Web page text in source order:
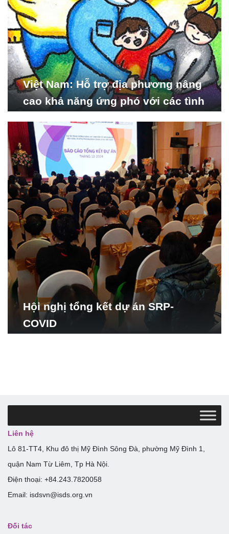
Việt Nam: Hỗ trợ địa phương nâng
cao khả năng ứng phó với các tình
Hội nghị tổng kết dự án SRP-
COVID
Liên hệ
Lô 81-TT4, Khu đô thị Mỹ Đình Sông Đà, phường Mỹ Đình 1,
quận Nam Từ Liêm, Tp Hà Nội.
Điện thoại: +84.243.7820058
Email: isdsvn@isds.org.vn
Đối tác